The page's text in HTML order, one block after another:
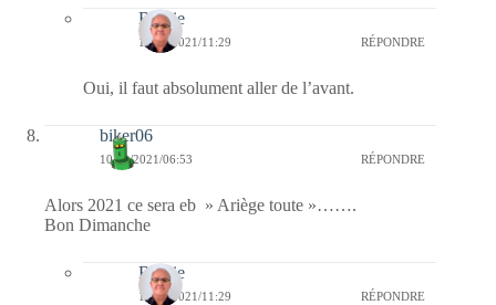
Bernie
10/01/2021/11:29 RÉPONDRE
Oui, il faut absolument aller de l’avant.
biker06
10/01/2021/06:53 RÉPONDRE
Alors 2021 ce sera eb » Ariège toute »…….
Bon Dimanche
Bernie
10/01/2021/11:29 RÉPONDRE